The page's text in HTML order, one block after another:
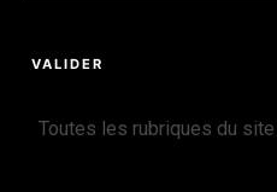
Toutes les rubriques du site